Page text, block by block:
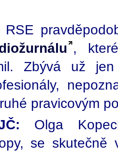
RSE
,
Zbývá už
pravicovým
Olga
se skutečně